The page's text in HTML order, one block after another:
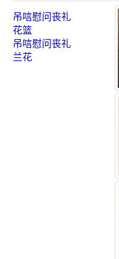
吊唁慰问丧礼
花篮
吊唁慰问丧礼
兰花